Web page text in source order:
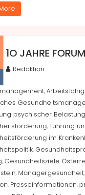
1O JAHRE
Redaktion
,
psychischer
, Führung
im
,
, Gesundheitsziele
, Managergesundheit,
, Presseinformationen,